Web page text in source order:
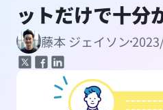
ットだけで十分
藤本 ジェイソン